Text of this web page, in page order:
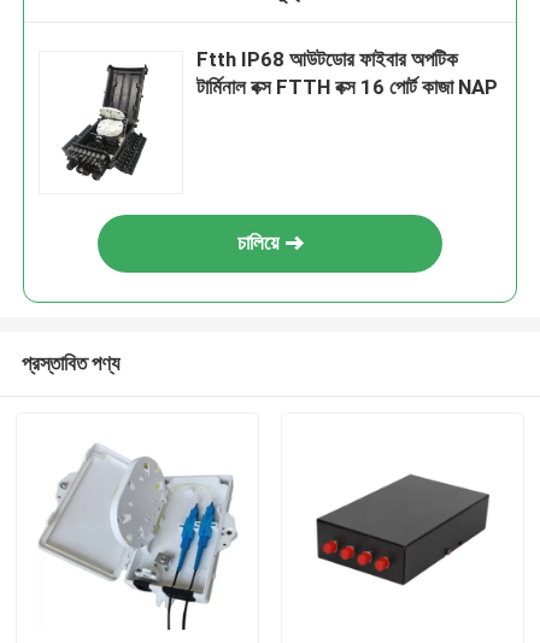
Ftth IP68 আউটডোর ফাইবার অপটিক
টার্মিনাল বক্স FTTH বক্স 16 পোর্ট কাজা NAP
চালিয়ে
প্রস্তাবিত পণ্য